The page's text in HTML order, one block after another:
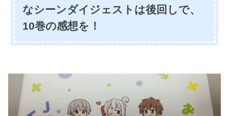
なシーンダイジェストは後回しで、
10巻の感想を！